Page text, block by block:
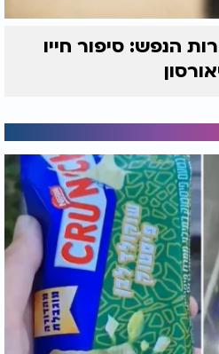
הנפש: סיפור חייו